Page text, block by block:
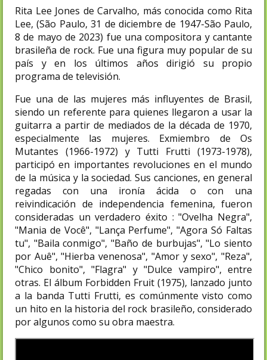
Rita Lee Jones de Carvalho, más conocida como Rita
Lee, (São Paulo, 31 de diciembre de 1947-São Paulo,
8 de mayo de 2023)​ fue una compositora y cantante
brasileña de rock. Fue una figura muy popular de su
país y en los últimos años dirigió su propio
programa de televisión.
Fue una de las mujeres más influyentes de Brasil,
siendo un referente para quienes llegaron a usar la
guitarra a partir de mediados de la década de 1970,
especialmente las mujeres. Exmiembro de Os
Mutantes (1966-1972) y Tutti Frutti (1973-1978),
participó en importantes revoluciones en el mundo
de la música y la sociedad. Sus canciones, en general
regadas con una ironía ácida o con una
reivindicación de independencia femenina, fueron
consideradas un verdadero éxito : "Ovelha Negra",
"Mania de Você", "Lança Perfume", "Agora Só Faltas
tu", "Baila conmigo", "Baño de burbujas", "Lo siento
por Auê", "Hierba venenosa", "Amor y sexo", "Reza",
"Chico bonito", "Flagra" y "Dulce vampiro", entre
otras. El álbum Forbidden Fruit (1975), lanzado junto
a la banda Tutti Frutti, es comúnmente visto como
un hito en la historia del rock brasileño, considerado
por algunos como su obra maestra.